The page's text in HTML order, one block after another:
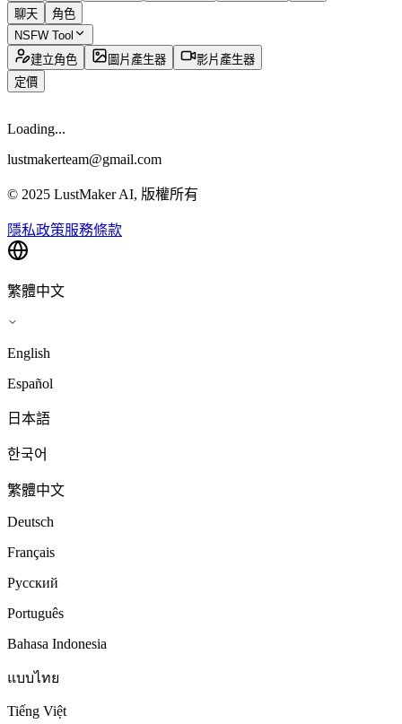
聊天
角色
NSFW Tool
建立角色
圖片產生器
影片產生器
定價
Loading...
lustmakerteam@gmail.com
© 2025 LustMaker AI, 版權所有
隱私政策服務條款
繁體中文
English
Español
日本語
한국어
繁體中文
Deutsch
Français
Русский
Português
Bahasa Indonesia
แบบไทย
Tiếng Việt